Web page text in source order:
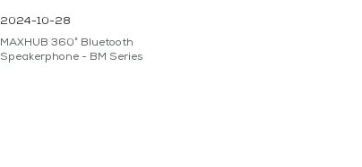
2024-10-28
MAXHUB 360° Bluetooth
Speakerphone - BM Series